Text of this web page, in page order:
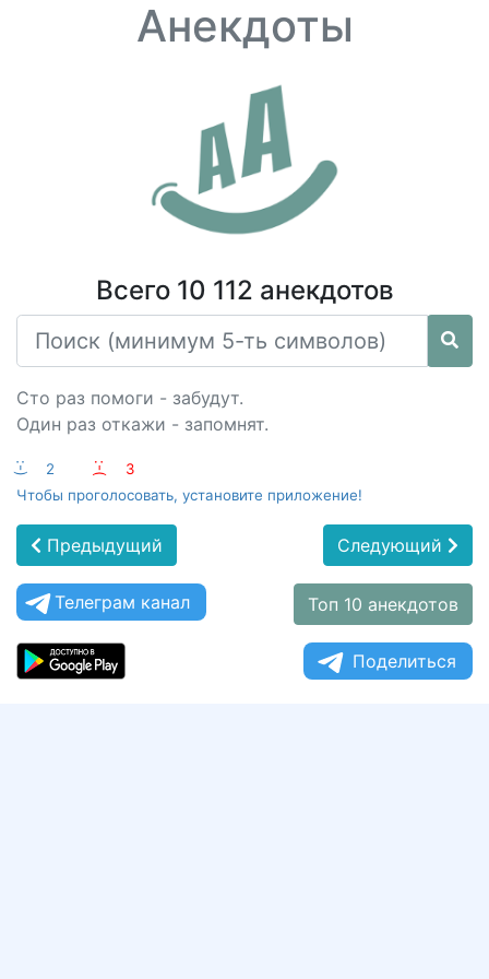
Анекдоты
Всего 10 112 анекдотов
Сто раз помоги - забудут.
Один раз откажи - запомнят.
:-) 2 :-(
3
Чтобы проголосовать, установите приложение!
Предыдущий Следующий
Телеграм канал Топ 10 анекдотов
Поделиться